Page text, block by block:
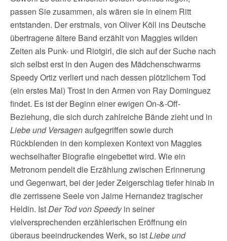
passen Sie zusammen, als wären sie in einem Ritt
entstanden. Der erstmals, von Oliver Köll ins Deutsche
übertragene ältere Band erzählt von Maggies wilden
Zeiten als Punk- und Riotgirl, die sich auf der Suche nach
sich selbst erst in den Augen des Mädchenschwarms
Speedy Ortiz verliert und nach dessen plötzlichem Tod
(ein erstes Mal) Trost in den Armen von Ray Dominguez
findet. Es ist der Beginn einer ewigen On-&-Off-
Beziehung, die sich durch zahlreiche Bände zieht und in
Liebe und Versagenaufgegriffen sowie durch
Rückblenden in den komplexen Kontext von Maggies
wechselhafter Biografie eingebettet wird. Wie ein
Metronom pendelt die Erzählung zwischen Erinnerung
und Gegenwart, bei der jeder Zeigerschlag tiefer hinab in
die zerrissene Seele von Jaime Hernandez tragischer
Heldin. IstDer Tod von Speedyin seiner
vielversprechenden erzählerischen Eröffnung ein
überaus beeindruckendes Werk, so istLiebe und